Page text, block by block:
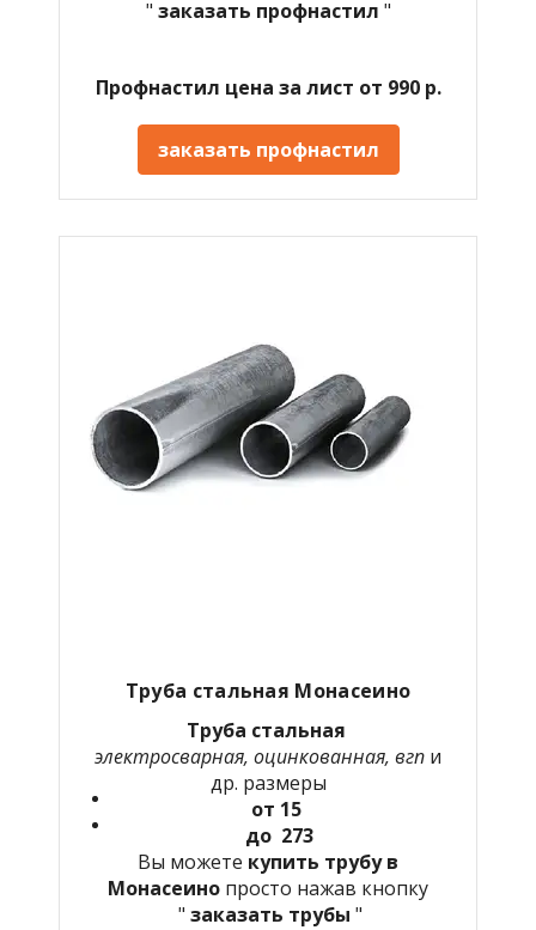
" заказать профнастил "
Профнастил цена за лист от 990 р.
заказать профнастил
Труба стальная Монасеино
Труба стальная
электросварная, оцинкованная, вгп и
др. размеры
от 15
до 273
Вы можете купить трубу в
Монасеино просто нажав кнопку
" заказать трубы "